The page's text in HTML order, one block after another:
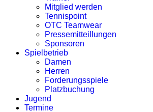
Mitglied werden
Tennispoint
OTC Teamwear
Pressemitteillungen
Sponsoren
Spielbetrieb
Damen
Herren
Forderungsspiele
Platzbuchung
Jugend
Termine